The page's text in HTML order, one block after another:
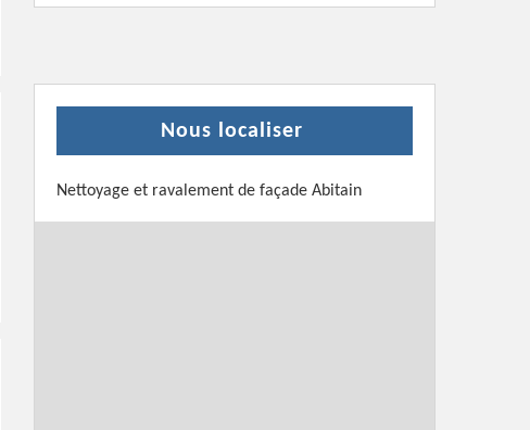
Nous localiser
Nettoyage et ravalement de façade Abitain